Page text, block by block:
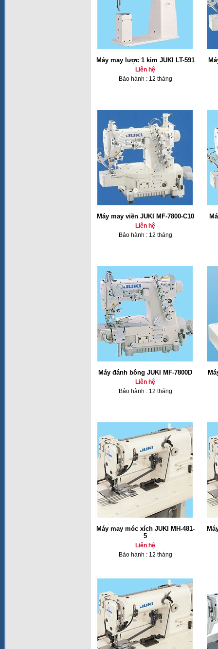
Máy may lược 1 kim JUKI LT-591
Liên hệ
Bảo hành : 12 tháng
Máy may viền JUKI MF-7800-C10
Liên hệ
Bảo hành : 12 tháng
Máy đánh bông JUKI MF-7800D
Liên hệ
Bảo hành : 12 tháng
Máy may móc xích JUKI MH-481-
5
Liên hệ
Bảo hành : 12 tháng